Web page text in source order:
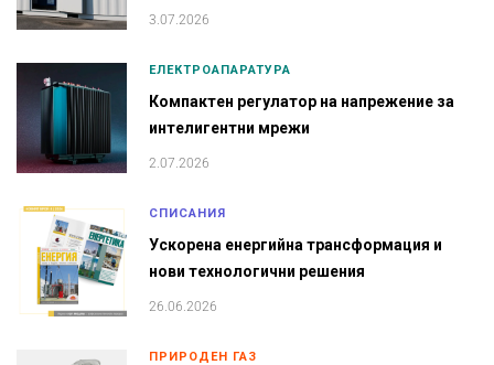
3.07.2026
ЕЛЕКТРОАПАРАТУРА
Компактен регулатор на напрежение за
интелигентни мрежи
2.07.2026
СПИСАНИЯ
Ускорена енергийна трансформация и
нови технологични решения
26.06.2026
ПРИРОДЕН ГАЗ